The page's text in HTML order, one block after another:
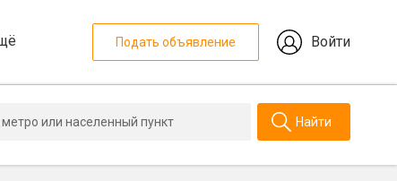
Подать объявление Войти
Найти